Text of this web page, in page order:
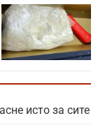
исто за сите